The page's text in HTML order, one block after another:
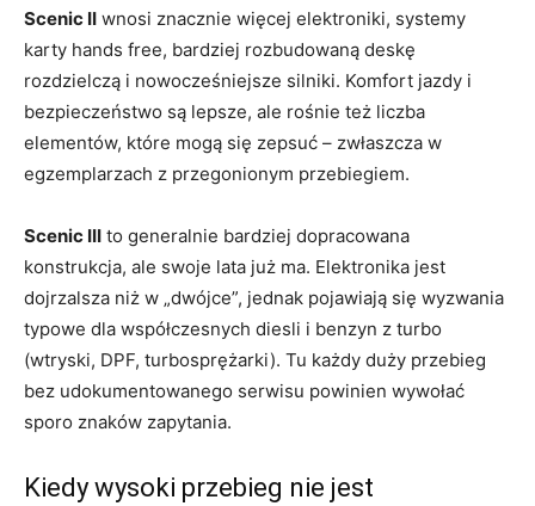
Scenic II wnosi znacznie więcej elektroniki, systemy
karty hands free, bardziej rozbudowaną deskę
rozdzielczą i nowocześniejsze silniki. Komfort jazdy i
bezpieczeństwo są lepsze, ale rośnie też liczba
elementów, które mogą się zepsuć – zwłaszcza w
egzemplarzach z przegonionym przebiegiem.
Scenic III to generalnie bardziej dopracowana
konstrukcja, ale swoje lata już ma. Elektronika jest
dojrzalsza niż w „dwójce”, jednak pojawiają się wyzwania
typowe dla współczesnych diesli i benzyn z turbo
(wtryski, DPF, turbosprężarki). Tu każdy duży przebieg
bez udokumentowanego serwisu powinien wywołać
sporo znaków zapytania.
Kiedy wysoki przebieg nie jest